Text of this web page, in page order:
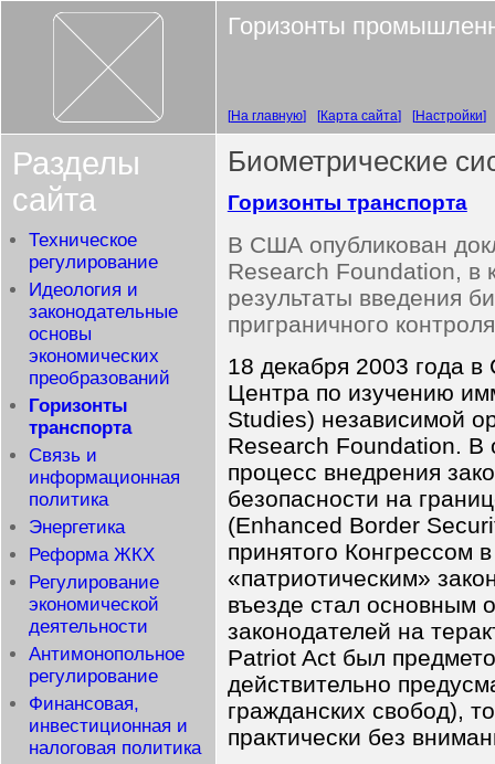
Горизонты
На главную Карта сайта Настройки
Разделы
сайта
Техническое
регулирование
Идеология и
законодательные
основы
экономических
преобразований
Горизонты
транспорта
Связь и
информационная
политика
Энергетика
Реформа ЖКХ
Регулирование
экономической
деятельности
Антимонопольное
регулирование
Финансовая,
инвестиционная и
налоговая политика
Биометрические
Горизонты транспорта
В США опубликован
Research Foundation, в
результаты введения
приграничного
18 декабря 2003 года
Центра по изучению
Studies) независимой
Research Foundation. В
процесс внедрения
безопасности на
(Enhanced Border
принятого Конгрессом
«патриотическим»
въезде стал основным
законодателей на
Patriot Act был
действительно
гражданских свобод),
практически без